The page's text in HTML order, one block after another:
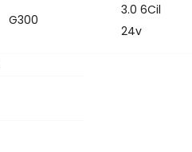
G300
3.0 6Cil
24v